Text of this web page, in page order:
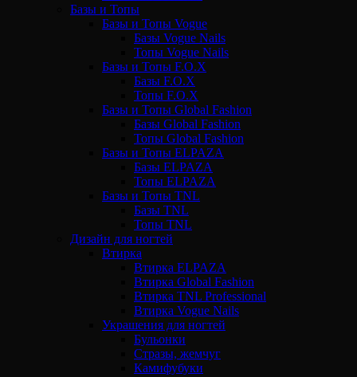
Базы и Топы
Базы и Топы Vogue
Базы Vogue Nails
Топы Vogue Nails
Базы и Топы F.O.X
Базы F.O.X
Топы F.O.X
Базы и Топы Global Fashion
Базы Global Fashion
Топы Global Fashion
Базы и Топы ELPAZA
Базы ELPAZA
Топы ELPAZA
Базы и Топы TNL
Базы TNL
Топы TNL
Дизайн для ногтей
Втирка
Втирка ELPAZA
Втирка Global Fashion
Втирка TNL Professional
Втирка Vogue Nails
Украшения для ногтей
Бульонки
Стразы, жемчуг
Камифубуки